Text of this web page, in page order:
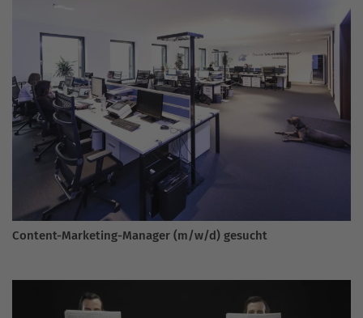
Content-Marketing-Manager (m/w/d) gesucht